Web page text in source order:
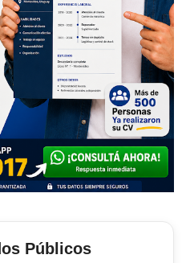
Públicos